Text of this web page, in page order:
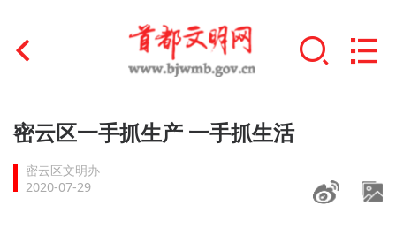
首页
文明创建
密云区一手抓生产 一手抓生活
密云区文明办
2020-07-29